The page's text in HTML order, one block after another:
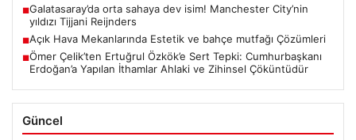
■Galatasaray’da orta sahaya dev isim! Manchester City’nin
yıldızı Tijjani Reijnders
■Açık Hava Mekanlarında Estetik ve bahçe mutfağı Çözümleri
■Ömer Çelik’ten Ertuğrul Özkök’e Sert Tepki: Cumhurbaşkanı
Erdoğan’a Yapılan İthamlar Ahlaki ve Zihinsel Çöküntüdür
Güncel